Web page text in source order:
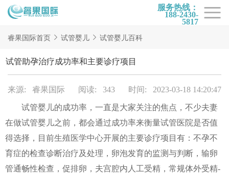
服务热线：
188-2430-
5817
首页
试管项目
试管百科
试管医院
睿果国际
睿果国际首页 试管婴儿 试管婴儿百科
试管助孕治疗成功率和主要诊疗项目
来源: 睿果国际 阅读: 343 时间: 2023-03-18 14:20:47
试管婴儿的成功率，一直是大家关注的焦点，不少夫妻
在做试管婴儿之前，都会通过成功率来衡量试管医院是否值
得选择，目前生殖医学中心开展的主要诊疗项目有：不孕不
育症的检查诊断治疗及处理，卵泡发育的监测与判断，输卵
管通畅性检查，促排卵，夫宫腔内人工受精，常规体外受精-